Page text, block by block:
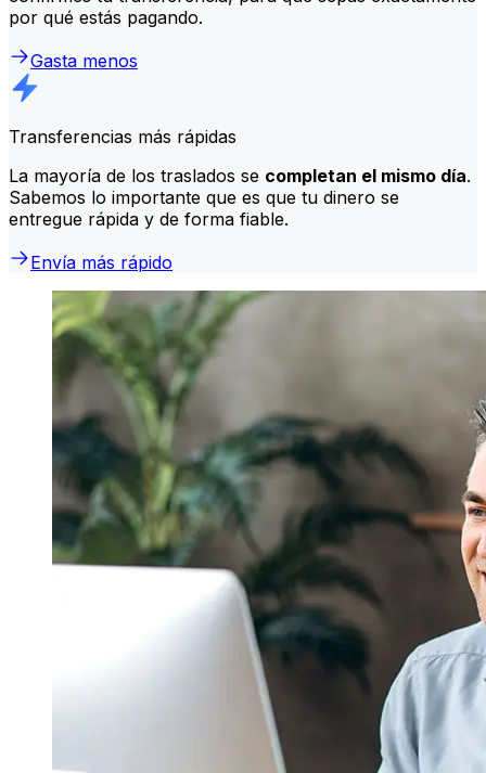
por qué estás pagando.
Gasta menos
Transferencias más rápidas
La mayoría de los traslados se completan el mismo día.
Sabemos lo importante que es que tu dinero se
entregue rápida y de forma fiable.
Envía más rápido